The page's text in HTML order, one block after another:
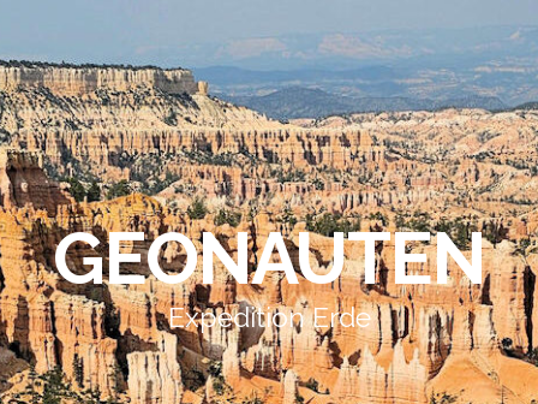
GEONAUTEN
Expedition Erde